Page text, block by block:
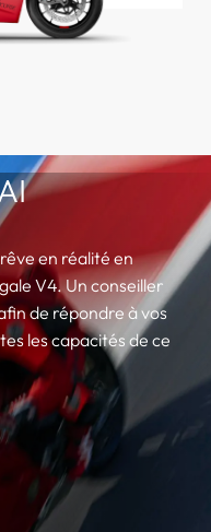
en réalité en
V4. Un conseiller
de répondre à vos
les capacités de ce